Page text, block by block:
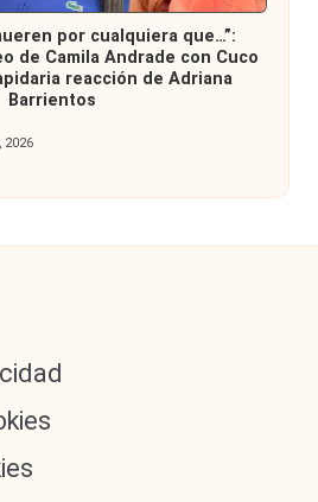
por cualquiera que…”:
de Camila Andrade con Cuco
reacción de Adriana
Barrientos
2026